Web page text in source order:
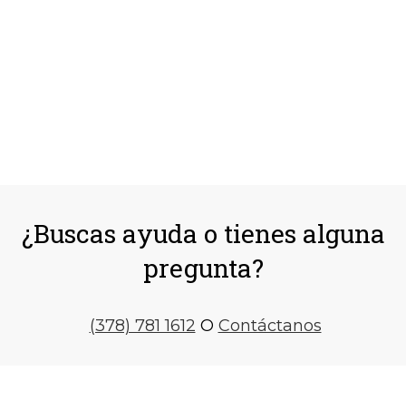
¿Buscas ayuda o tienes alguna
pregunta?
(378) 781 1612 O Contáctanos